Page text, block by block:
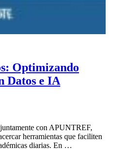
Optimizando
Datos e IA
con APUNTREF,
herramientas que faciliten
diarias. En …